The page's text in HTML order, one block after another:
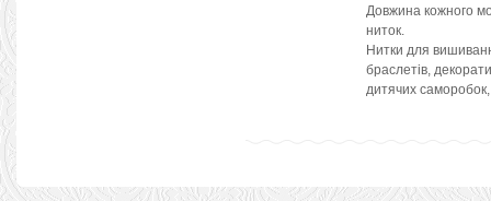
Довжина кожного
ниток.
Нитки для
браслетів,
дитячих